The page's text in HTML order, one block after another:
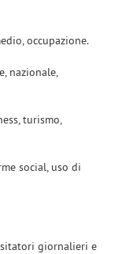
occupazione.
nazionale,
turismo,
social, uso di
giornalieri e